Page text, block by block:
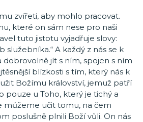
zvířeti, aby mohlo pracovat.
které on sám nese pro naši
tuto jistotu vyjadřuje slovy:
služebníka.“ A každý z nás se k
jít s ním, spojen s ním
blízkosti s tím, který nás k
Božímu království, jemuž patří
pouze u Toho, který je tichý a
můžeme učit tomu, na čem
poslušně plnili Boží vůli. On nás